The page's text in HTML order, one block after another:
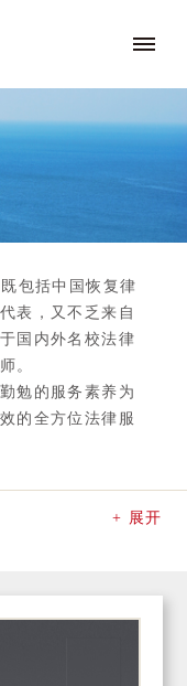
包括中国恢复律
表，又不乏来自
国内外名校法律
。
勉的服务素养为
的全方位法律服
+ 展开